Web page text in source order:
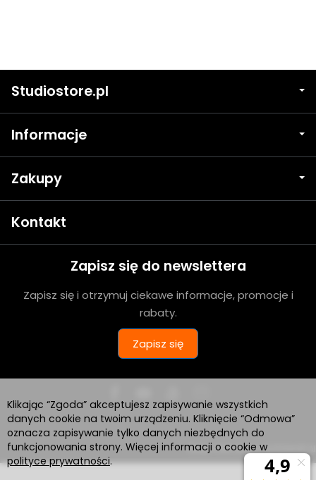
Studiostore.pl
Informacje
Zakupy
Kontakt
Zapisz się do newslettera
Zapisz się i otrzymuj ciekawe informacje, promocje i
rabaty.
Zapisz się
Sklep internetowy SOTESHOP AI
Klikając “Zgoda” akceptujesz zapisywanie wszystkich
danych cookie na twoim urządzeniu. Kliknięcie “Odmowa”
oznacza zapisywanie tylko danych niezbędnych do
funkcjonowania strony. Więcej informacji o cookie w
polityce prywatności.